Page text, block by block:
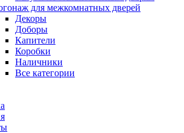
для межкомнатных дверей
Декоры
Доборы
Капители
Коробки
Наличники
Все категории